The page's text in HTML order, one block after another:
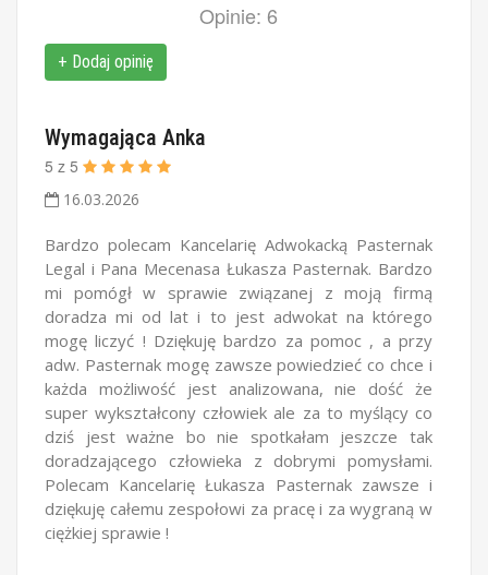
Opinie: 6
+ Dodaj opinię
Wymagająca Anka
5 z 5
16.03.2026
Bardzo polecam Kancelarię Adwokacką Pasternak
Legal i Pana Mecenasa Łukasza Pasternak. Bardzo
mi pomógł w sprawie związanej z moją firmą
doradza mi od lat i to jest adwokat na którego
mogę liczyć ! Dziękuję bardzo za pomoc , a przy
adw. Pasternak mogę zawsze powiedzieć co chce i
każda możliwość jest analizowana, nie dość że
super wykształcony człowiek ale za to myślący co
dziś jest ważne bo nie spotkałam jeszcze tak
doradzającego człowieka z dobrymi pomysłami.
Polecam Kancelarię Łukasza Pasternak zawsze i
dziękuję całemu zespołowi za pracę i za wygraną w
ciężkiej sprawie !